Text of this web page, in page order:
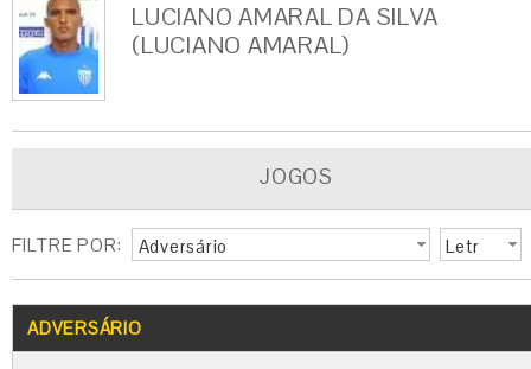
LUCIANO AMARAL DA SILVA
(LUCIANO AMARAL)
JOGOS
FILTRE POR: Adversário
Letr
ADVERSÁRIO